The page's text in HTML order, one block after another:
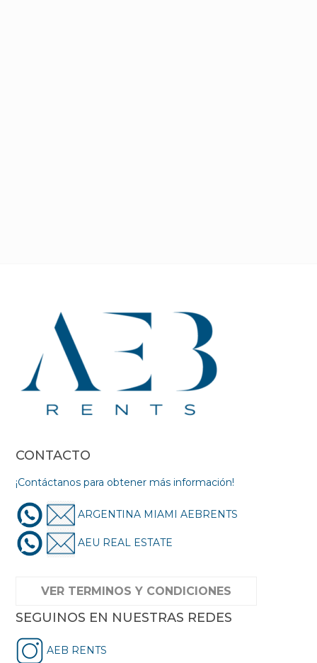
CONTACTO
¡Contáctanos para obtener más información!
ARGENTINA MIAMI AEBRENTS
AEU REAL ESTATE
VER TERMINOS Y CONDICIONES
SEGUINOS EN NUESTRAS REDES
AEB RENTS